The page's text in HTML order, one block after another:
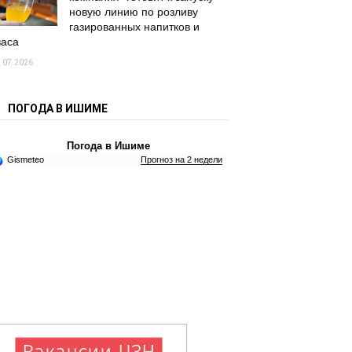
новую линию по розливу
газированных напитков и
ПОГОДА В ИШИМЕ
Погода в Ишиме
Gismeteo Прогноз на 2 недели